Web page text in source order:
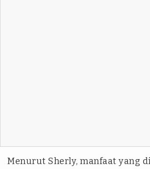
Menurut Sherly, manfaat yang